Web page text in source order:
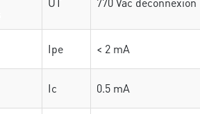
Ipe < 2 mA
Ic 0.5 mA